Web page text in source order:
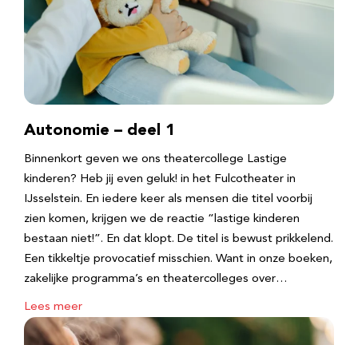
Autonomie – deel 1
Binnenkort geven we ons theatercollege Lastige
kinderen? Heb jij even geluk! in het Fulcotheater in
IJsselstein. En iedere keer als mensen die titel voorbij
zien komen, krijgen we de reactie “lastige kinderen
bestaan niet!”. En dat klopt. De titel is bewust prikkelend.
Een tikkeltje provocatief misschien. Want in onze boeken,
zakelijke programma’s en theatercolleges over…
Lees meer